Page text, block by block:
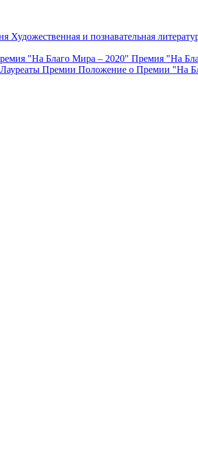
Художественная и познавательная
"На Благо Мира – 2020" Премия "На
Лауреаты Премии Положение о Премии "На